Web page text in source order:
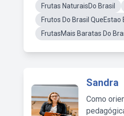
Frutas NaturaisDo Brasil
Frutos Do Brasil QueEstao
FrutasMais Baratas Do
Sandra
Como